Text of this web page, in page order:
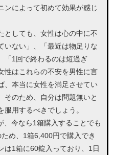
ンによって初めて効果が感じ
としても、女性は心の中に不
いない」、「最近は物足りな
「1回で終わるのは短過ぎ
性はこれらの不安を男性に言
、本当に女性を満足させてい
そのため、自分は問題無いと
用するべきでしょう。
、今なら1箱購入することでも
め、1箱6,400円で購入でき
は1箱に60錠入っており、1日